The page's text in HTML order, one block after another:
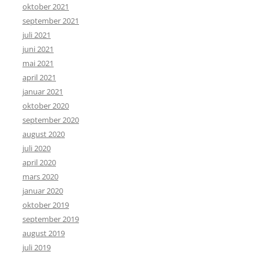
oktober 2021
september 2021
juli 2021
juni 2021
mai 2021
april 2021
januar 2021
oktober 2020
september 2020
august 2020
juli 2020
april 2020
mars 2020
januar 2020
oktober 2019
september 2019
august 2019
juli 2019